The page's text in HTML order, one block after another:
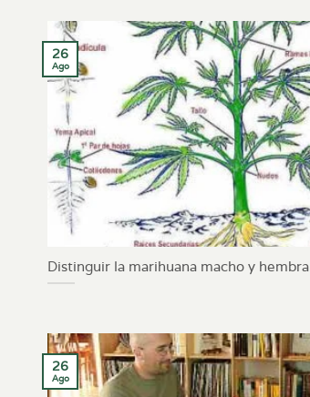
Distinguir la marihuana macho y hembra
26
Ago
26
Ago